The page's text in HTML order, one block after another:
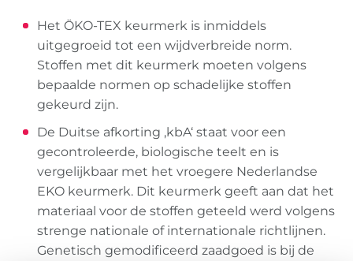
Het ÖKO-TEX keurmerk is inmiddels
uitgegroeid tot een wijdverbreide norm.
Stoffen met dit keurmerk moeten volgens
bepaalde normen op schadelijke stoffen
gekeurd zijn.
De Duitse afkorting ‚kbA‘ staat voor een
gecontroleerde, biologische teelt en is
vergelijkbaar met het vroegere Nederlandse
EKO keurmerk. Dit keurmerk geeft aan dat het
materiaal voor de stoffen geteeld werd volgens
strenge nationale of internationale richtlijnen.
Genetisch gemodificeerd zaadgoed is bij de